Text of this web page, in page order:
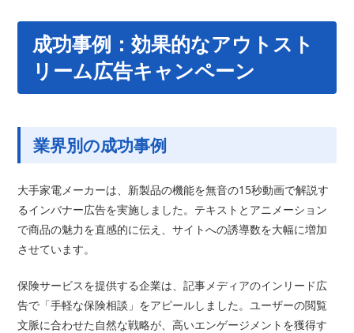
成功事例：効果的なアウトスト
リーム広告キャンペーン
業界別の成功事例
大手家電メーカーは、新製品の機能を無音の15秒動画で解説す
るインバナー広告を実施しました。テキストとアニメーション
で商品の魅力を直感的に伝え、サイトへの誘導数を大幅に増加
させています。
保険サービスを提供する企業は、記事メディアのインリード広
告で「手軽な保険相談」をアピールしました。ユーザーの閲覧
文脈に合わせた自然な戦略が、高いエンゲージメントを獲得す